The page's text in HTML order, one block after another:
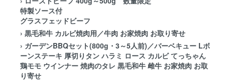
特製ソース付
グラスフェッドビーフ
› 黒毛和牛 カルビ焼肉用／牛肉 お家焼肉 お取り寄せ
› ガーデンBBQセット(800g・3～5人前)／バーベキュー Lボ
ーンステーキ 厚切りタン ハラミ ロース カルビ てっちゃん
鶏モモ ウインナー 焼肉のタレ 黒毛和牛 雌牛 お家焼肉 お取
り寄せ